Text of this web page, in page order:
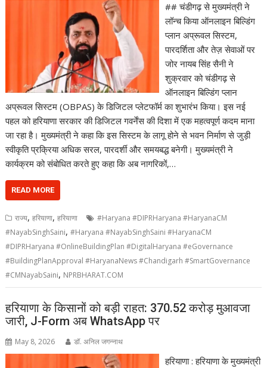
## चंडीगढ़ से मुख्यमंत्री ने
लॉन्च किया ऑनलाइन बिल्डिंग
प्लान अप्रूवल सिस्टम,
पारदर्शिता और तेज़ सेवाओं पर
जोर नायब सिंह सैनी ने
शुक्रवार को चंडीगढ़ से
ऑनलाइन बिल्डिंग प्लान
अप्रूवल सिस्टम (OBPAS) के डिजिटल प्लेटफॉर्म का शुभारंभ किया। इस नई
पहल को हरियाणा सरकार की डिजिटल गवर्नेंस की दिशा में एक महत्वपूर्ण कदम माना
जा रहा है। मुख्यमंत्री ने कहा कि इस सिस्टम के लागू होने से भवन निर्माण से जुड़ी
स्वीकृति प्रक्रिया अधिक सरल, पारदर्शी और समयबद्ध बनेगी। मुख्यमंत्री ने
कार्यक्रम को संबोधित करते हुए कहा कि अब नागरिकों,…
READ MORE
राज्य,हरियाणा,हरियाणा
#Haryana #DIPRHaryana #HaryanaCM
#NayabSinghSaini,#Haryana #NayabSinghSaini #HaryanaCM
#DIPRHaryana #OnlineBuildingPlan #DigitalHaryana #eGovernance
#BuildingPlanApproval #HaryanaNews #Chandigarh #SmartGovernance
#CMNayabSaini, NPRBHARAT.COM
हरियाणा के किसानों को बड़ी राहत: 370.52 करोड़ मुआवजा
जारी, J-Form अब WhatsApp पर
May 8, 2026 डॉ. अनिल जगन्नाथ
हरियाणा : हरियाणा के मुख्यमंत्री